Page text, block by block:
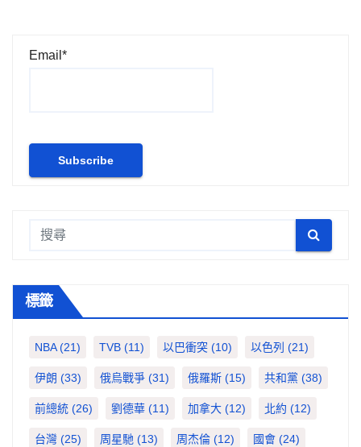
Email*
標籤
NBA(21) TVB (11) 以巴衝突 (10) 以色列 (21)
伊朗 (33) 俄烏戰爭 (31) 俄羅斯 (15) 共和黨 (38)
前總統 (26) 劉德華 (11) 加拿大 (12) 北約 (12)
台灣 (25) 周星馳 (13) 周杰倫 (12) 國會 (24)